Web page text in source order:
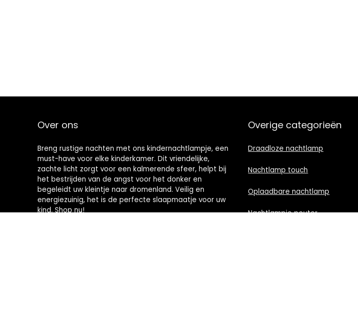
Over ons
Breng rustige nachten met ons kindernachtlampje, een
must-have voor elke kinderkamer. Dit vriendelijke,
zachte licht zorgt voor een kalmerende sfeer, helpt bij
het bestrijden van de angst voor het donker en
begeleidt uw kleintje naar dromenland. Veilig en
energiezuinig, het is de perfecte slaapmaatje voor uw
kind. Shop nu!
Overige categorieën
Draadloze nachtlamp
Nachtlamp touch
Oplaadbare nachtlamp
Nachtlampje peuter